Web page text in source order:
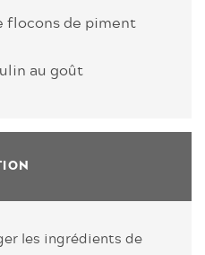
flocons de piment
au goût
les ingrédients de